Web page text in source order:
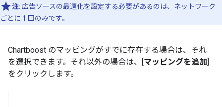
注: 広告ソースの最適化を設定する必要があるのは、ネットワーク
ごとに 1 回のみです。
Chartboost のマッピングがすでに存在する場合は、それ
を選択できます。それ以外の場合は、[マッピングを追加]
をクリックします。